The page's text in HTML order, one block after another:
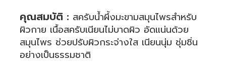
คุณสมบัติ : สครับน้ำผึ้งมะขามสมุนไพรสำหรับ
ผิวกาย เนื้อสครับเนียนไม่บาดผิว อัดแน่นด้วย
สมุนไพร ช่วยปรับผิวกระจ่างใส เนียนนุ่ม ชุ่มชิ่น
อย่างเป็นธรรมชาติ